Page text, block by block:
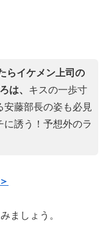
らイケメン上司の
は、 キスの一歩寸
安藤部長の姿も必見
に誘う！予想外のラ
ましょう。